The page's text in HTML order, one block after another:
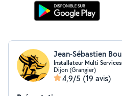
Installateur Multi Services
Dijon (Grangier)
4,9/5 (19 avis)